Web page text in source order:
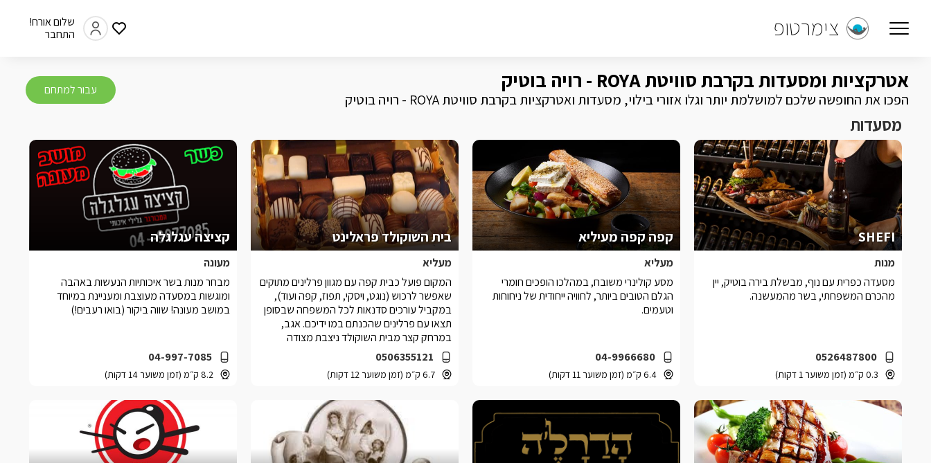
צימרטופ
שלום אורח!
התחבר
אטרקציות ומסעדות בקרבת סוויטת ROYA - רויה בוטיק
הפכו את החופשה שלכם למושלמת יותר וגלו אזורי בילוי, מסעדות ואטרקציות בקרבת סוויטת ROYA - רויה בוטיק
עבור למתחם
מסעדות
SHEFI
מנות
0526487800
0.3 ק״מ (זמן משוער 1 דקות)
מסעדה כפרית עם נוף, מבשלת בירה בוטיק, יין
מהכרם המשפחתי, בשר מהמעשנה.
קפה קפה מעיליא
מעליא
04-9966680
6.4 ק״מ (זמן משוער 11 דקות)
מסע קולינרי משובח, במהלכו הופכים חומרי
הגלם הטובים ביותר, לחוויה ייחודית של ניחוחות
וטעמים.
בית השוקולד פראלינט
מעליא
0506355121
6.7 ק״מ (זמן משוער 12 דקות)
המקום פועל כבית קפה עם מגוון פרלינים מתוקים
שאפשר לרכוש (נוגט, ויסקי, תפוז, קפה ועוד),
במקביל עורכים סדנאות לכל המשפחה שבסופן
תצאו עם פרלינים שהכנתם במו ידיכם. אגב,
במרחק קצר מבית השוקולד ניצבת מצודה
דה-רואה (ארמון המלך בצרפתית), להשלמת
החוויה האירופאית.
קציצה עגלגלה
מעונה
04-997-7085
8.2 ק״מ (זמן משוער 14 דקות)
מבחר מנות בשר איכותיות הנעשות באהבה
ומוגשות במסעדה מעוצבת ומעניינת במיוחד
במושב מעונה! שווה ביקור (בואו רעבים!)